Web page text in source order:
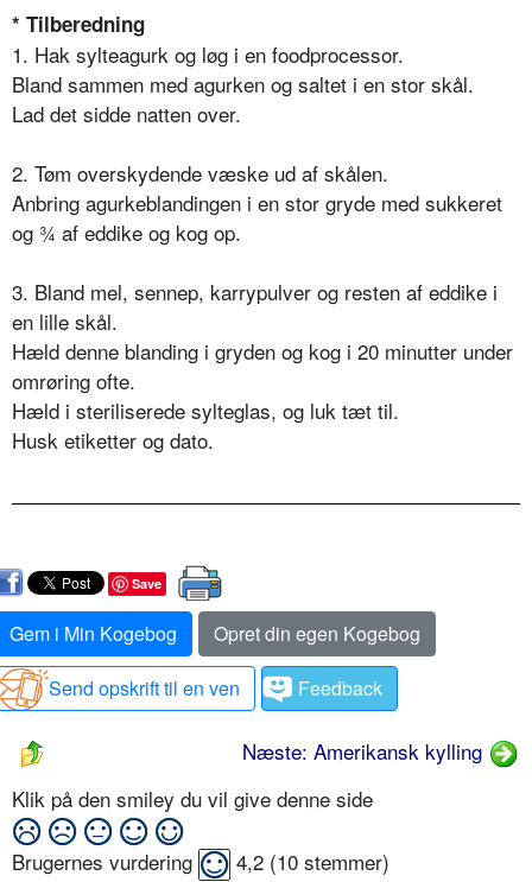
* Tilberedning
1. Hak sylteagurk og løg i en foodprocessor.
Bland sammen med agurken og saltet i en stor skål.
Lad det sidde natten over.
2. Tøm overskydende væske ud af skålen.
Anbring agurkeblandingen i en stor gryde med sukkeret
og ¾ af eddike og kog op.
3. Bland mel, sennep, karrypulver og resten af eddike i
en lille skål.
Hæld denne blanding i gryden og kog i 20 minutter under
omrøring ofte.
Hæld i steriliserede sylteglas, og luk tæt til.
Husk etiketter og dato.
Save
Gem i Min Kogebog
Opret din egen Kogebog
Send opskrift til en ven
Feedback
Næste: Amerikansk kylling
Klik på den smiley du vil give denne side
Brugernes vurdering 4,2 (10 stemmer)